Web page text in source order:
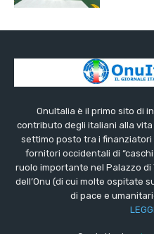
OnuItalia è il primo sito di
contributo degli italiani alla vita
settimo posto tra i finanziatori
fornitori occidentali di
ruolo importante nel Palazzo
dell’Onu (di cui molte ospitate
di pace e